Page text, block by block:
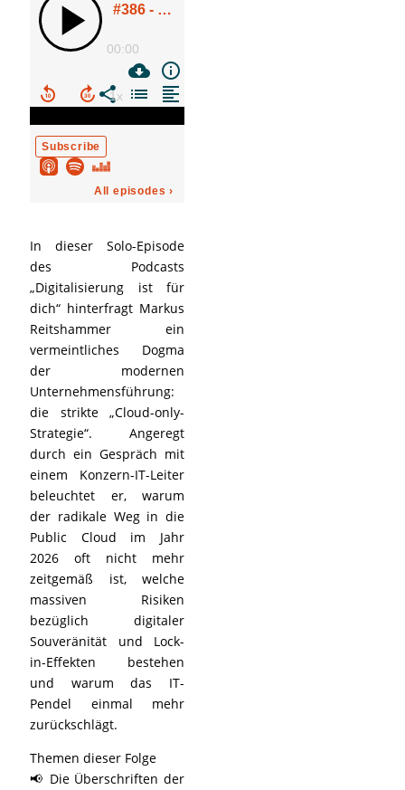
In dieser Solo-Episode
des Podcasts
„Digitalisierung ist für
dich“ hinterfragt Markus
Reitshammer ein
vermeintliches Dogma
der modernen
Unternehmensführung:
die strikte „Cloud-only-
Strategie“. Angeregt
durch ein Gespräch mit
einem Konzern-IT-Leiter
beleuchtet er, warum
der radikale Weg in die
Public Cloud im Jahr
2026 oft nicht mehr
zeitgemäß ist, welche
massiven Risiken
bezüglich digitaler
Souveränität und Lock-
in-Effekten bestehen
und warum das IT-
Pendel einmal mehr
zurückschlägt.
Themen dieser Folge
📢 Die Überschriften der